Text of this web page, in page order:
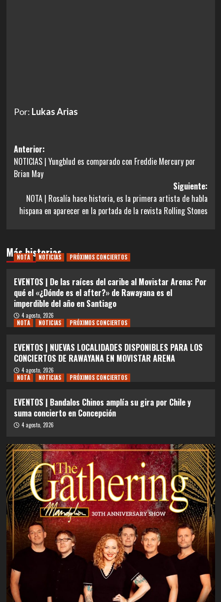
Por: Lukas Arias
Navegación
de
entradas
Anterior:
NOTICIAS | Yungblud es comparado con Freddie Mercury por
Brian May
Siguiente:
NOTA | Rosalía hace historia, es la primera artista de habla
hispana en aparecer en la portada de la revista Rolling Stones
Más historias
NOTA NOTICIAS PRÓXIMOS CONCIERTOS
EVENTOS | De las raíces del caribe al Movistar Arena: Por
qué el «¿Dónde es el after?» de Rawayana es el
imperdible del año en Santiago
4 agosto, 2026
NOTA
NOTICIAS PRÓXIMOS CONCIERTOS
EVENTOS | NUEVAS LOCALIDADES DISPONIBLES PARA LOS
CONCIERTOS DE RAWAYANA EN MOVISTAR ARENA
4 agosto, 2026
NOTA
NOTICIAS PRÓXIMOS CONCIERTOS
EVENTOS | Bandalos Chinos amplía su gira por Chile y
suma concierto en Concepción
4 agosto, 2026